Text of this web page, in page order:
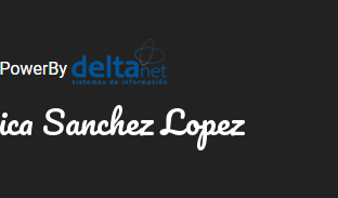
Sanchez Lopez